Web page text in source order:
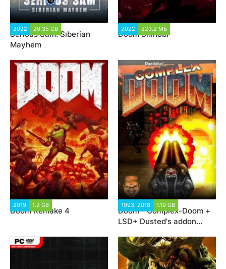
2022 20.35 GB
Serious Sam: Siberian
Mayhem
2022 223.2 МБ
Doom Shinobi
2019 1.2 GB
Doom Remake 4
1993, 2018 1.19 GB
Doom - Complex-Doom +
LSD+ Dusted's addon